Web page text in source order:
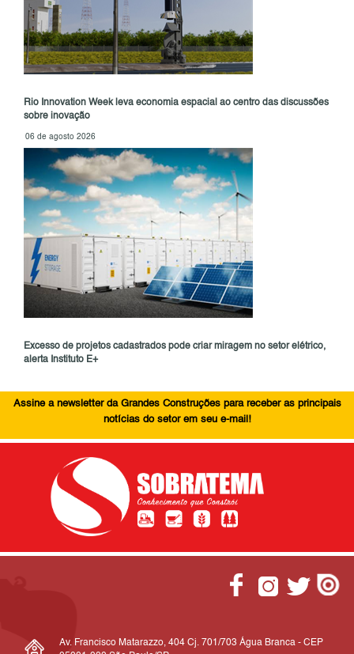
Rio Innovation Week leva economia espacial ao centro das discussões
sobre inovação
06 de agosto 2026
Excesso de projetos cadastrados pode criar miragem no setor elétrico,
alerta Instituto E+
Assine a newsletter da Grandes Construções para receber as principais
notícias do setor em seu e-mail!
Av. Francisco Matarazzo, 404 Cj. 701/703 Água Branca - CEP